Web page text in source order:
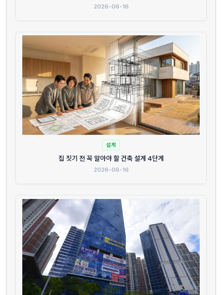
2026-06-16
설계
집 짓기 전 꼭 알아야 할 건축 설계 4단계
2026-06-16